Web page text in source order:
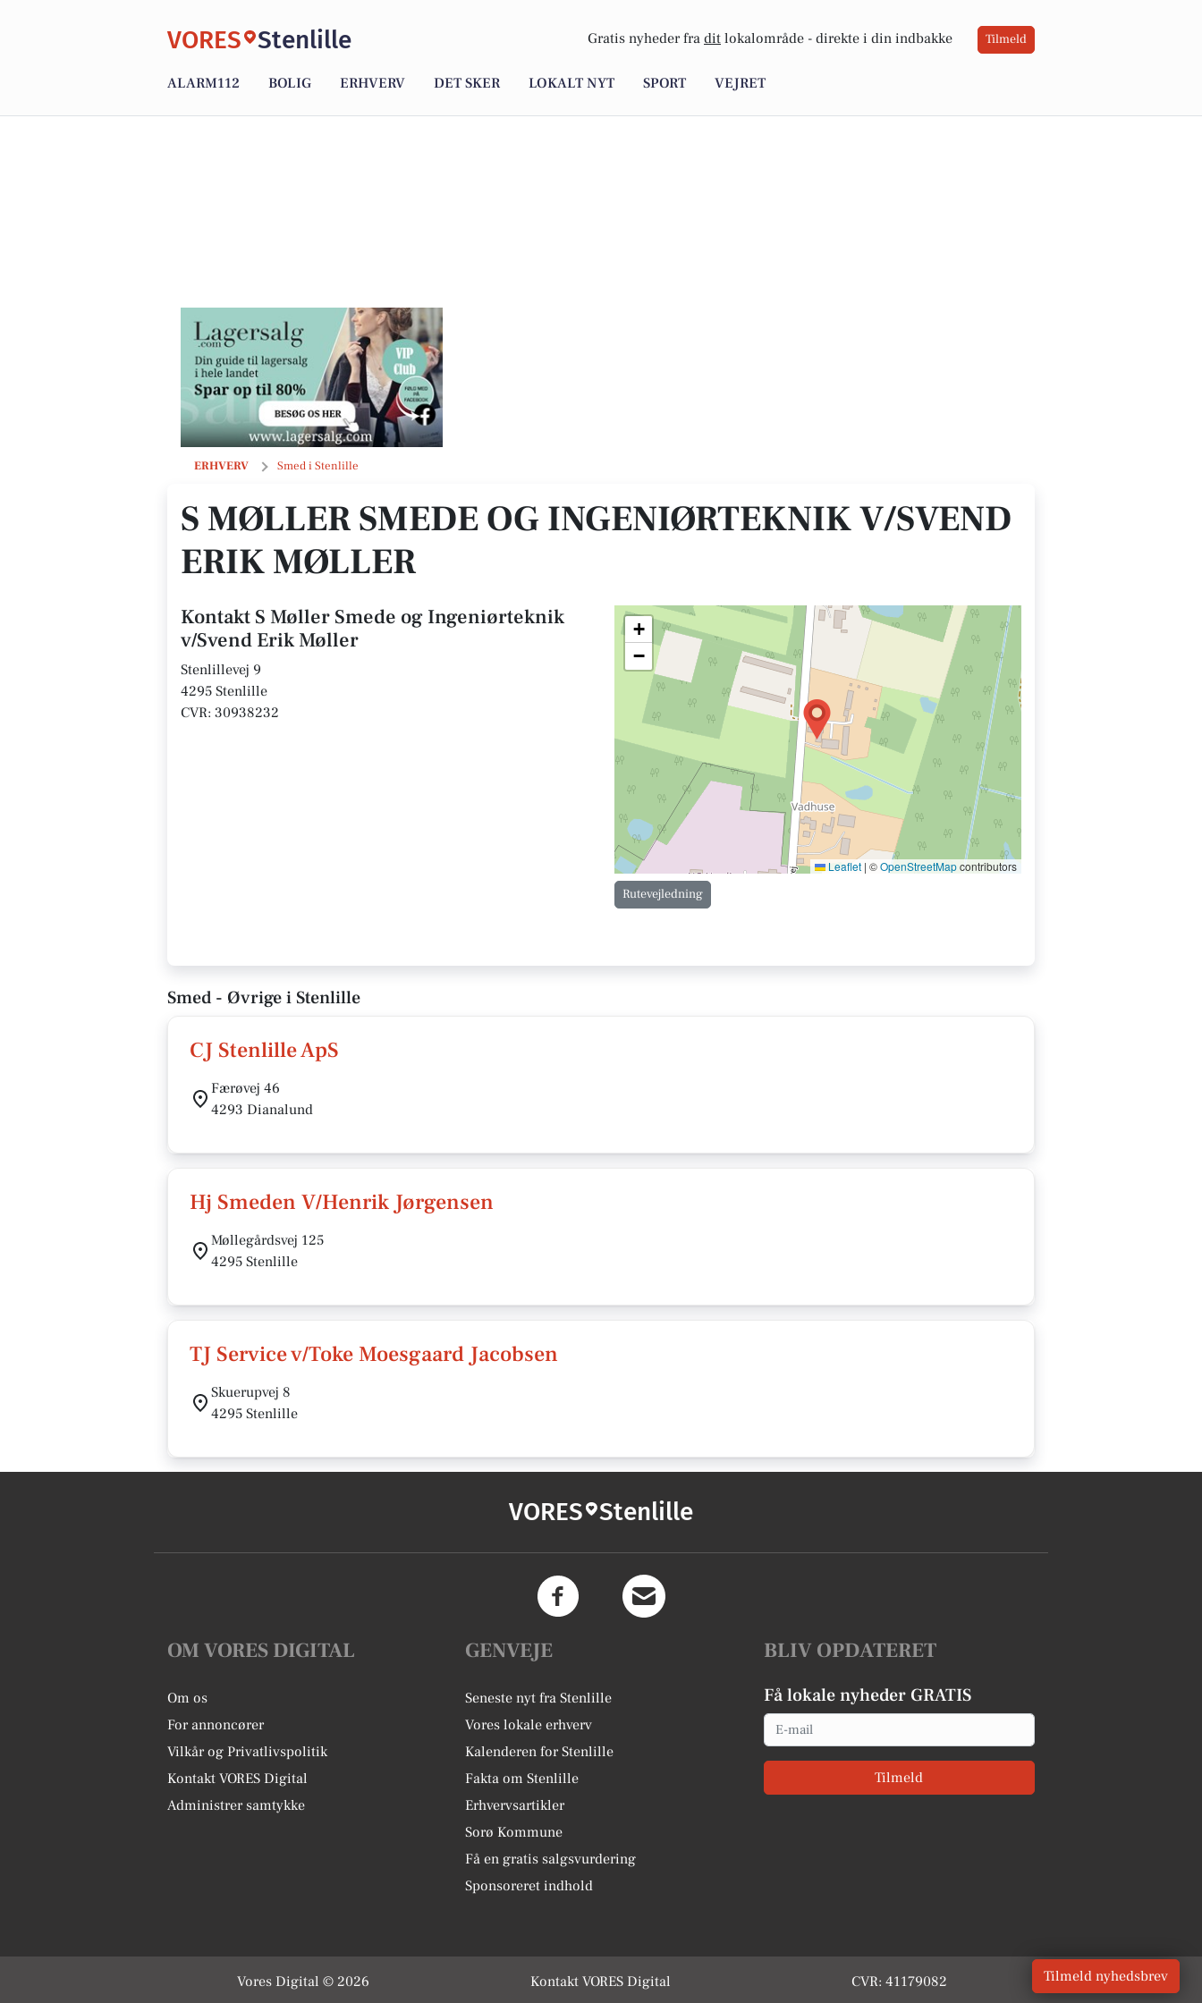
VORES Stenlille Gratis nyheder fra dit lokalområde - direkte i din indbakke Tilmeld
ALARM112 BOLIG ERHVERV DET SKER LOKALT NYT SPORT VEJRET
ERHVERV Smed i Stenlille
S Møller Smede og Ingeniørteknik v/Svend Erik Møller
S MØLLER SMEDE OG INGENIØRTEKNIK V/SVEND
ERIK MØLLER
Kontakt S Møller Smede og Ingeniørteknik
v/Svend Erik Møller
Stenlillevej 9
4295 Stenlille
CVR: 30938232
+
−
Leaflet | ©OpenStreetMapcontributors
Rutevejledning
Smed - Øvrige i Stenlille
CJ Stenlille ApS
Færøvej 46
4293 Dianalund
Hj Smeden V/Henrik Jørgensen
Møllegårdsvej 125
4295 Stenlille
TJ Service v/Toke Moesgaard Jacobsen
Skuerupvej 8
4295 Stenlille
VORES Stenlille
OM VORES DIGITAL
Om os
For annoncører
Vilkår og Privatlivspolitik
Kontakt VORES Digital
Administrer samtykke
GENVEJE
Seneste nyt fra Stenlille
Vores lokale erhverv
Kalenderen for Stenlille
Fakta om Stenlille
Erhvervsartikler
Sorø Kommune
Få en gratis salgsvurdering
Sponsoreret indhold
BLIV OPDATERET
Få lokale nyheder GRATIS
Email
Tilmeld
Vores Digital © 2026 Kontakt VORES Digital CVR: 41179082 Tilmeld nyhedsbrev